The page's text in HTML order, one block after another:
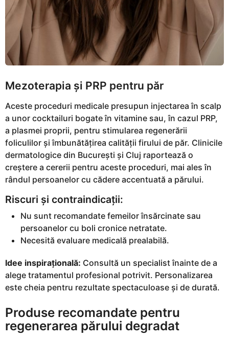
Mezoterapia și PRP pentru păr
Aceste proceduri medicale presupun injectarea în scalp
a unor cocktailuri bogate în vitamine sau, în cazul PRP,
a plasmei proprii, pentru stimularea regenerării
foliculilor și îmbunătățirea calității firului de păr. Clinicile
dermatologice din București și Cluj raportează o
creștere a cererii pentru aceste proceduri, mai ales în
rândul persoanelor cu cădere accentuată a părului.
Riscuri și contraindicații:
Nu sunt recomandate femeilor însărcinate sau
persoanelor cu boli cronice netratate.
Necesită evaluare medicală prealabilă.
Idee inspirațională: Consultă un specialist înainte de a
alege tratamentul profesional potrivit. Personalizarea
este cheia pentru rezultate spectaculoase și de durată.
Produse recomandate pentru
regenerarea părului degradat